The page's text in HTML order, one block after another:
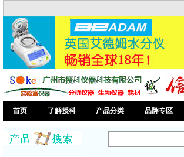
首页 了解授科 产品分类 品牌专区